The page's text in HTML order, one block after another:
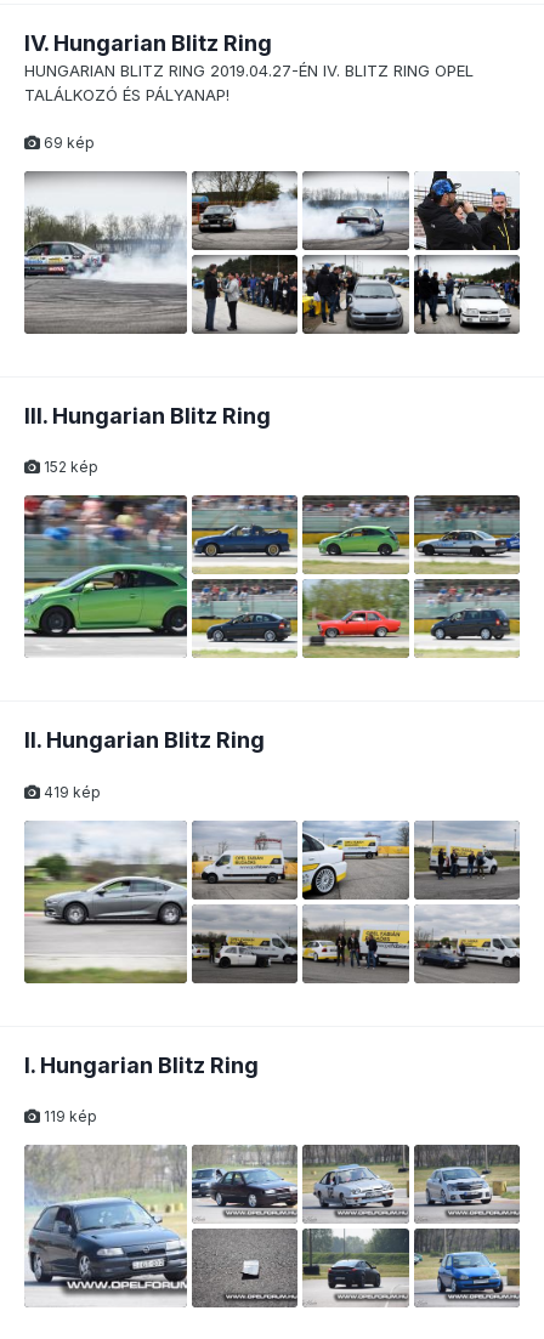
IV. Hungarian Blitz Ring
HUNGARIAN BLITZ RING 2019.04.27-ÉN IV. BLITZ RING OPEL
TALÁLKOZÓ ÉS PÁLYANAP!
69 kép
III. Hungarian Blitz Ring
152 kép
II. Hungarian Blitz Ring
419 kép
I. Hungarian Blitz Ring
119 kép